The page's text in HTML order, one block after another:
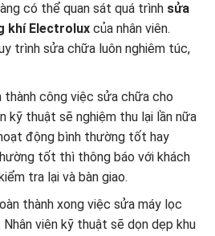
có thể quan sát quá trình sửa
khí Electrolux của nhân viên.
trình sửa chữa luôn nghiêm túc,
thành công việc sửa chữa cho
kỹ thuật sẽ nghiệm thu lại lần nữa
động bình thường tốt hay
tốt thì thông báo với khách
tra lại và bàn giao.
thành xong việc sửa máy lọc
viên kỹ thuật sẽ dọn dẹp khu